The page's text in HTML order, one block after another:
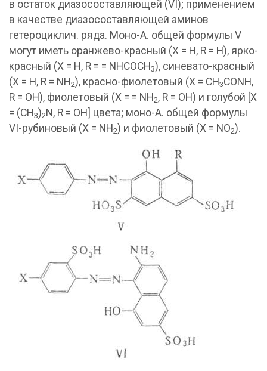
в остаток диазосоставляющей (VI); применением
в качестве диазосоставляющей аминов
гетероциклич. ряда. Моно-А. общей формулы V
могут иметь оранжево-красный (X = Н, R = Н), ярко-
красный (X = Н, R = = NHCOCH 3), синевато-красный
(X = Н, R = NH 2), красно-фиолетовый (X = CH 3CONH,
R = OH), фиолетовый (X = = NH 2, R = OH) и голубой [X
= (CH 3)2N, R = ОН] цвета; моно-А. общей формулы
VI-рубиновый (X = NH 2) и фиолетовый (X = NO2).